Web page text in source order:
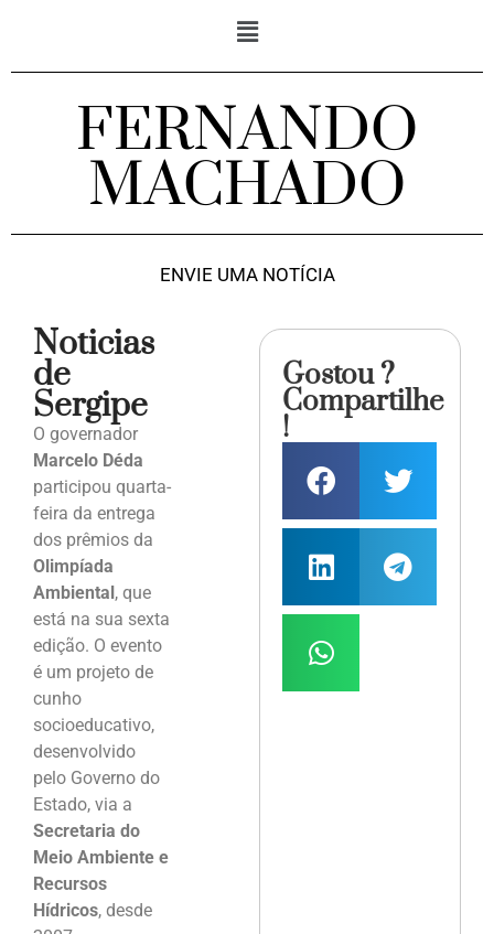
FERNANDO
MACHADO
ENVIE UMA NOTÍCIA
Noticias
de
Sergipe
O governador
Marcelo Déda
participou quarta-
feira da entrega
dos prêmios da
Olimpíada
Ambiental , que
está na sua sexta
edição. O evento
é um projeto de
cunho
socioeducativo,
desenvolvido
pelo Governo do
Estado, via a
Secretaria do
Meio Ambiente e
Recursos
Hídricos, desde
Gostou ?
Compartilhe
!